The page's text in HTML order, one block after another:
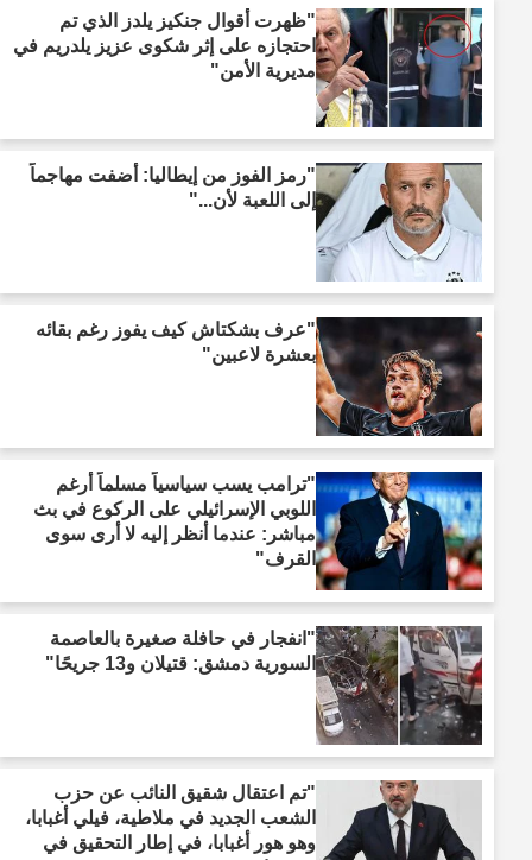
"ظهرت أقوال جنكيز يلدز الذي تم
احتجازه على إثر شكوى عزيز يلدريم في
مديرية الأمن"
"رمز الفوز من إيطاليا: أضفت مهاجماً
إلى اللعبة لأن..."
"عرف بشكتاش كيف يفوز رغم بقائه
بعشرة لاعبين"
"ترامب يسب سياسياً مسلماً أرغم
اللوبي الإسرائيلي على الركوع في بث
مباشر: عندما أنظر إليه لا أرى سوى
القرف"
"انفجار في حافلة صغيرة بالعاصمة
السورية دمشق: قتيلان و13 جريحًا"
"تم اعتقال شقيق النائب عن حزب
الشعب الجديد في ملاطية، فيلي أغبابا،
وهو هور أغبابا، في إطار التحقيق في